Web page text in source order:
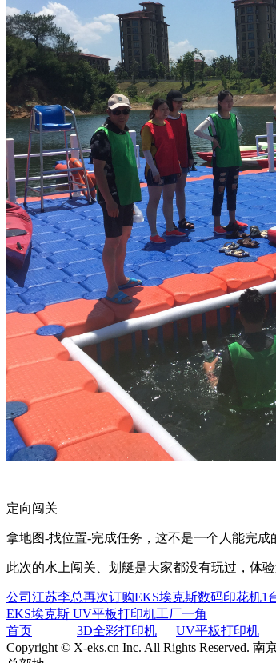
定向闯关
拿地图-找位置-完成任务，这不是一个人能完成
此次的水上闯关、划艇是大家都没有玩过，体
公司江苏李总再次订购EKS埃克斯数码印花机1
EKS埃克斯 UV平板打印机工厂一角
首页
3D全彩打印机 UV平板打印机
Copyright © X-eks.cn Inc. All Rights Reserved.